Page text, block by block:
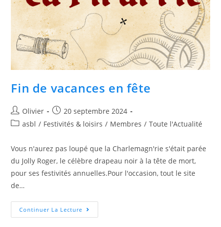
Fin de vacances en fête
Olivier
20 septembre 2024
asbl / Festivités & loisirs / Membres / Toute l'Actualité
Vous n'aurez pas loupé que la Charlemagn'rie s'était parée
du Jolly Roger, le célèbre drapeau noir à la tête de mort,
pour ses festivités annuelles.Pour l'occasion, tout le site
de…
Continuer La Lecture